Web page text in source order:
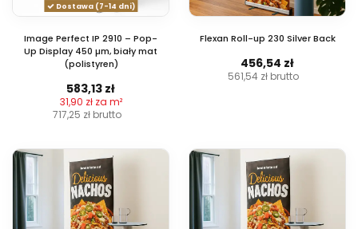
Dostawa (7-14 dni)
Image Perfect IP 2910 – Pop-
Up Display 450 µm, biały mat
(polistyren)
583,13 zł
31,90 zł za m²
717,25 zł brutto
Flexan Roll-up 230 Silver Back
456,54 zł
561,54 zł brutto